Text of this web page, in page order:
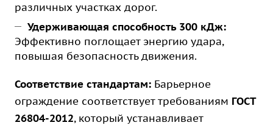
различных участках дорог.
Удерживающая способность 300 кДж:
Эффективно поглощает энергию удара,
повышая безопасность движения.
Соответствие стандартам: Барьерное
ограждение соответствует требованиям ГОСТ
26804-2012, который устанавливает